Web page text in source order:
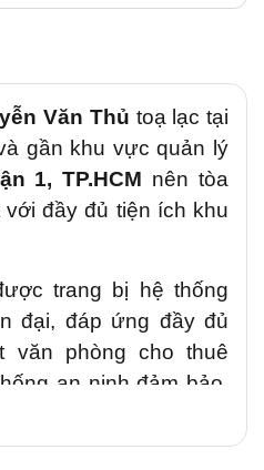
Văn Thủ toạ lạc tại
gần khu vực quản lý
1, TP.HCM nên tòa
đầy đủ tiện ích khu
trang bị hệ thống
đại, đáp ứng đầy đủ
văn phòng cho thuê
an ninh đảm bảo,
của các công ty và
cũng như quốc tế.